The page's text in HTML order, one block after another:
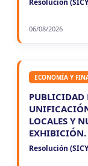
06/08/2026
ECONOMÍA Y
PUBLICIDAD
LOCALES Y
EXHIBICIÓN.
Resolución